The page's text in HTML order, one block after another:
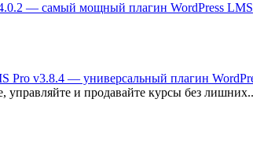
— самый мощный плагин WordPress LMS
Pro v3.8.4 — универсальный плагин
и продавайте курсы без